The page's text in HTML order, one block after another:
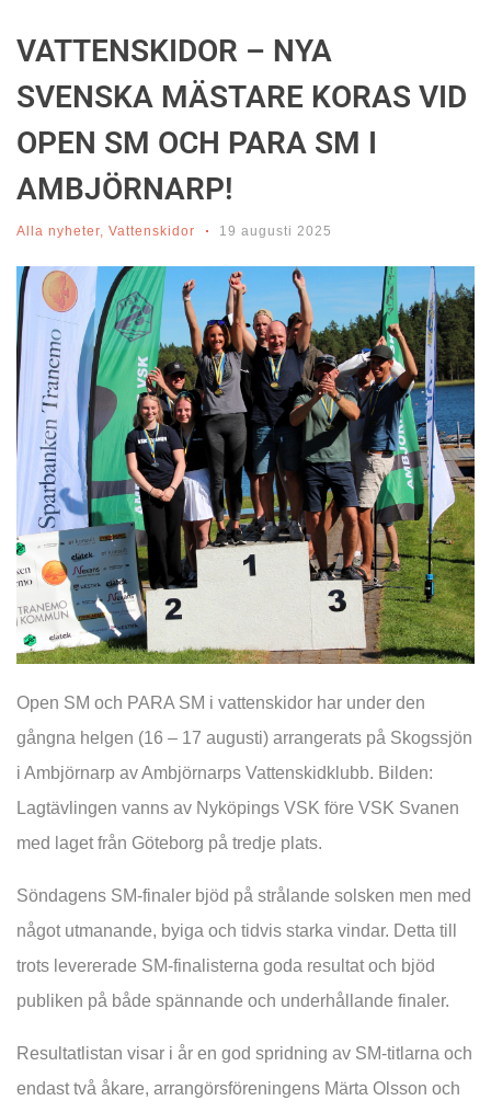
VATTENSKIDOR – NYA
SVENSKA MÄSTARE KORAS VID
OPEN SM OCH PARA SM I
AMBJÖRNARP!
Alla nyheter, Vattenskidor 19 augusti 2025
Open SM och PARA SM i vattenskidor har under den
gångna helgen (16 – 17 augusti) arrangerats på Skogssjön
i Ambjörnarp av Ambjörnarps Vattenskidklubb. Bilden:
Lagtävlingen vanns av Nyköpings VSK före VSK Svanen
med laget från Göteborg på tredje plats.
Söndagens SM-finaler bjöd på strålande solsken men med
något utmanande, byiga och tidvis starka vindar. Detta till
trots levererade SM-finalisterna goda resultat och bjöd
publiken på både spännande och underhållande finaler.
Resultatlistan visar i år en god spridning av SM-titlarna och
endast två åkare, arrangörsföreningens Märta Olsson och